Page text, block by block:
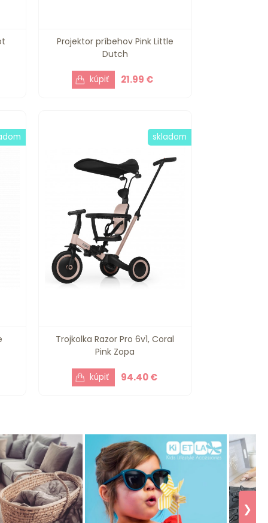
Projektor príbehov Pink Little
Dutch
21.99 €
Trojkolka Razor Pro 6v1, Coral
Pink Zopa
94.40 €
skladom
❯